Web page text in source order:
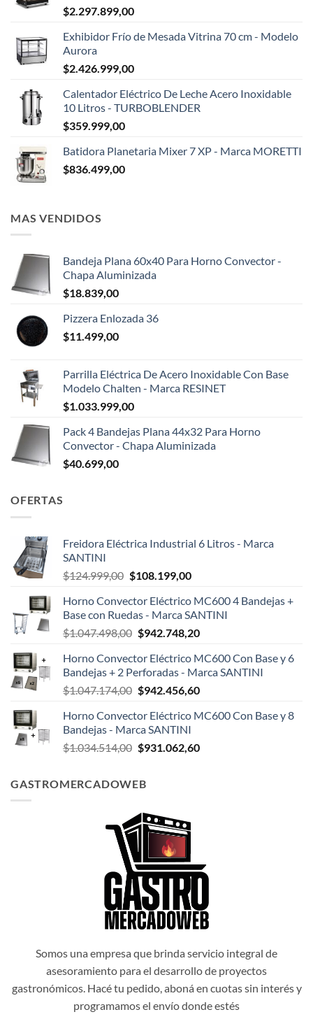
$2.297.899,00
Exhibidor Frío de Mesada Vitrina 70 cm - Modelo
Aurora
$2.426.999,00
Calentador Eléctrico De Leche Acero Inoxidable
10 Litros - TURBOBLENDER
$359.999,00
Batidora Planetaria Mixer 7 XP - Marca MORETTI
$836.499,00
MAS VENDIDOS
Bandeja Plana 60x40 Para Horno Convector -
Chapa Aluminizada
$18.839,00
Pizzera Enlozada 36
$11.499,00
Parrilla Eléctrica De Acero Inoxidable Con Base
Modelo Chalten - Marca RESINET
$1.033.999,00
Pack 4 Bandejas Plana 44x32 Para Horno
Convector - Chapa Aluminizada
$40.699,00
OFERTAS
Freidora Eléctrica Industrial 6 Litros - Marca
SANTINI
$124.999,00 El
original
era:
$124.999,00.
$108.199,00El
actual
es:
$108.199,00.
Horno Convector Eléctrico MC600 4 Bandejas +
Base con Ruedas - Marca SANTINI
$1.047.498,00 El
original
era:
$1.047.498,00.
$942.748,20El
actual
es:
$942.748,20.
Horno Convector Eléctrico MC600 Con Base y 6
Bandejas + 2 Perforadas - Marca SANTINI
$1.047.174,00 El
original
era:
$1.047.174,00.
$942.456,60El
actual
$942.456,60.
Horno Convector Eléctrico MC600 Con Base y 8
Bandejas - Marca SANTINI
$1.034.514,00 El
era:
$931.062,60El
GASTROMERCADOWEB
Somos una empresa que brinda servicio integral de
asesoramiento para el desarrollo de proyectos
gastronómicos. Hacé tu pedido, aboná en cuotas sin interés y
programamos el envío donde estés